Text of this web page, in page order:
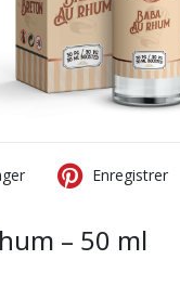
Enregistrer
– 50 ml